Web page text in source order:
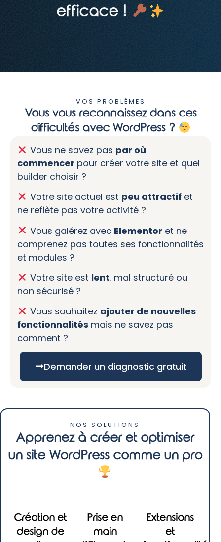
efficace !
VOS PROBLÈMES
Vous vous reconnaissez dans ces
difficultés avec WordPress ?
Vous ne savez pas par où
commencer pour créer votre site et quel
builder choisir ?
Votre site actuel est peu attractifet
ne reflète pas votre activité ?
Vous galérez avec Elementor et ne
comprenez pas toutes ses fonctionnalités
et modules ?
Votre site est lent, mal structuré ou
non sécurisé ?
Vous souhaitez ajouter de nouvelles
fonctionnalités mais ne savez pas
comment ?
Demander un diagnostic gratuit
NOS SOLUTIONS
Apprenez à créer et optimiser
un site WordPress comme un pro
Création et
design de
Prise en
main
Extensions
et